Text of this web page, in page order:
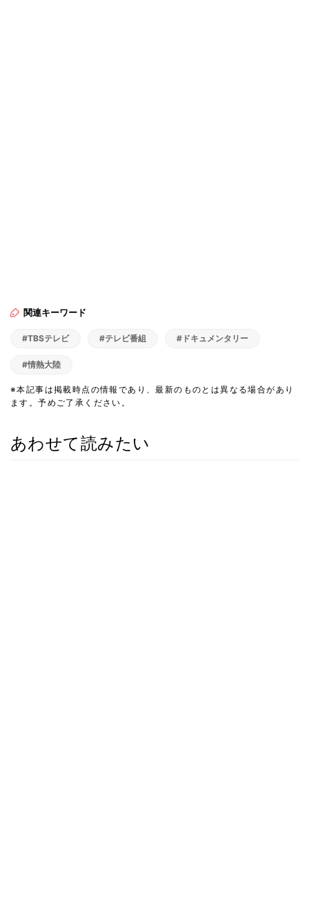
関連キーワード
#TBSテレビ #テレビ番組 #ドキュメンタリー
#情熱大陸
※本記事は掲載時点の情報であり、最新のものとは異なる場合があり
ます。予めご了承ください。
あわせて読みたい